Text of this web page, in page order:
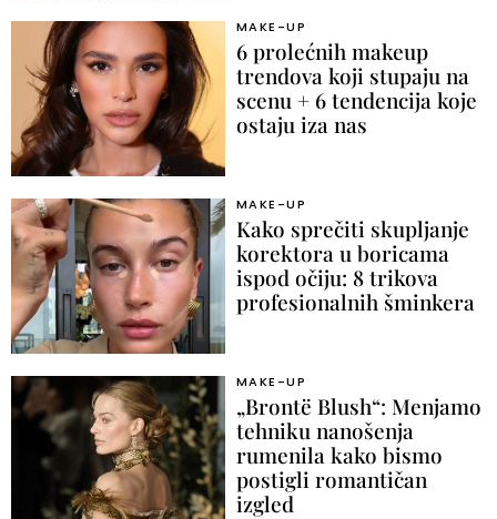
MAKE-UP
6 prolećnih makeup
trendova koji stupaju na
scenu + 6 tendencija koje
ostaju iza nas
MAKE-UP
Kako sprečiti skupljanje
korektora u boricama
ispod očiju: 8 trikova
profesionalnih šminkera
MAKE-UP
„Brontë Blush“: Menjamo
tehniku nanošenja
rumenila kako bismo
postigli romantičan
izgled